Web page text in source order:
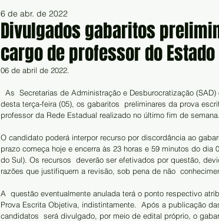
Divulgados gabaritos
cargo de professor do Estado
6 de abr. de 2022
06 de abril de 2022.
desta terça-feira (05), os gabaritos  preliminares da prova
professor da Rede Estadual realizado no último fim de
O candidato poderá interpor recurso por discordância ao
prazo começa hoje e encerra às 23 horas e 59 minutos do
do Sul). Os recursos  deverão ser efetivados por questão,
razões que justifiquem a revisão, sob pena de não
A  questão eventualmente anulada terá o ponto respectivo
Prova Escrita Objetiva, indistintamente.  Após a publicação
candidatos  será divulgado, por meio de edital próprio, o